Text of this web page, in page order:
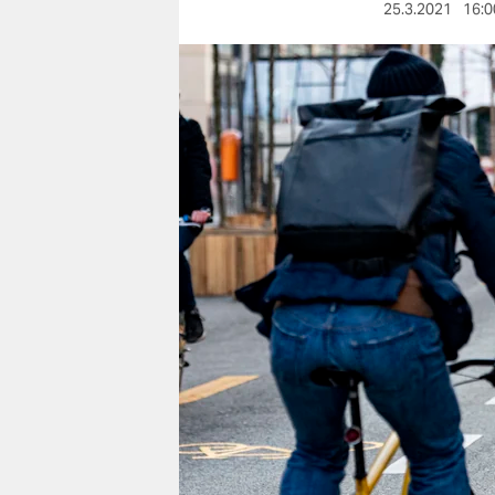
nord
wahrheit
verlag
verlag
veranstaltungen
shop
fragen & hilfe
unterstützen
abo
genossenschaft
25.3.2021